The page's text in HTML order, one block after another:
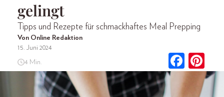
gelingt
Tipps und Rezepte für schmackhaftes Meal Prepping
Von Online Redaktion
15. Juni 2024
4 Min.